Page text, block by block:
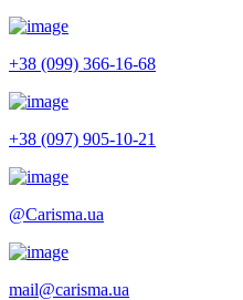
+38 (099) 366-16-68
+38 (097) 905-10-21
@Carisma.ua
mail@carisma.ua